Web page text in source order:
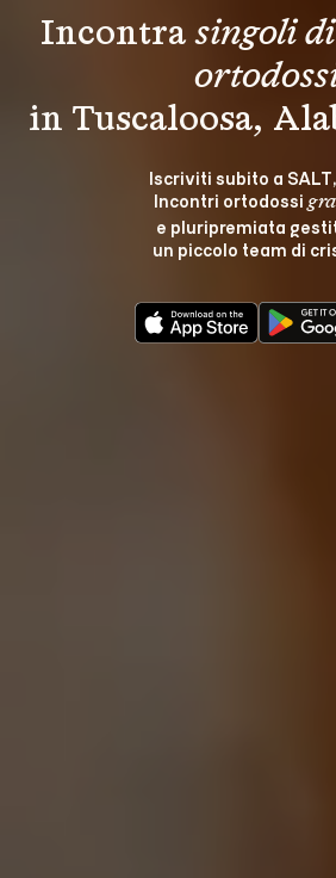
Incontra singoli
in Tuscaloosa,
Iscriviti subito a
Incontri ortodossi
e pluripremiata
un piccolo team di